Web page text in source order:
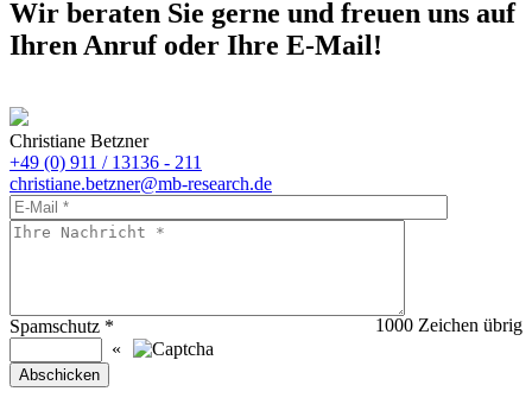
Wir beraten Sie gerne und freuen uns auf
Ihren Anruf oder Ihre E-Mail!
Christiane Betzner
+49 (0) 911 / 13136 - 211
christiane.betzner@mb-research.de
1000 Zeichen übrig
Spamschutz *
«